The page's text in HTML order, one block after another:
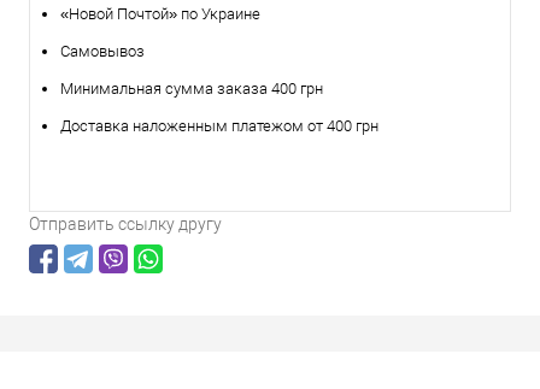
«Новой Почтой» по Украине
Самовывоз
Минимальная сумма заказа 400 грн
Доставка наложенным платежом от 400 грн
Отправить ссылку другу